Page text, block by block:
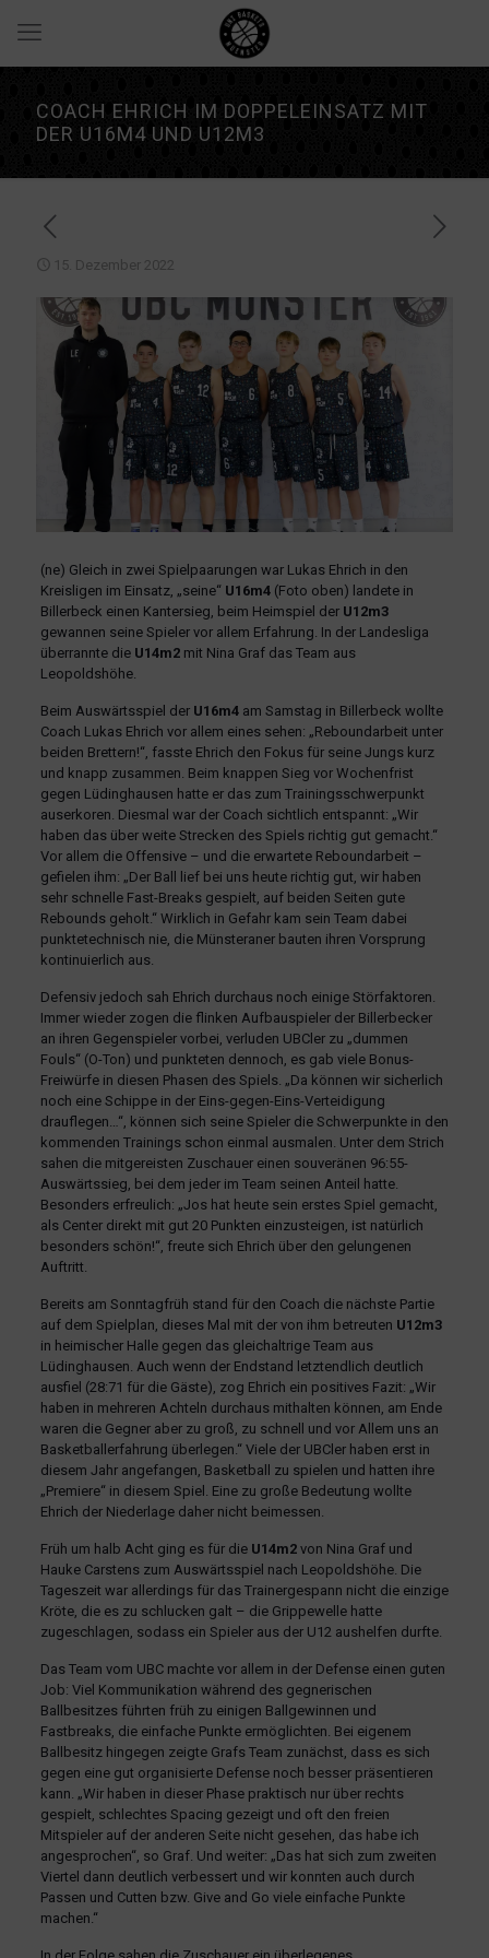
COACH EHRICH IM DOPPELEINSATZ MIT
DER U16M4 UND U12M3
15. Dezember 2022
(ne) Gleich in zwei Spielpaarungen war Lukas Ehrich in den
Kreisligen im Einsatz, „seine“ U16m4(Foto oben) landete in
Billerbeck einen Kantersieg, beim Heimspiel der U12m3
gewannen seine Spieler vor allem Erfahrung. In der Landesliga
überrannte die U14m2mit Nina Graf das Team aus
Leopoldshöhe.
Beim Auswärtsspiel der U16m4am Samstag in Billerbeck wollte
Coach Lukas Ehrich vor allem eines sehen: „Reboundarbeit unter
beiden Brettern!“, fasste Ehrich den Fokus für seine Jungs kurz
und knapp zusammen. Beim knappen Sieg vor Wochenfrist
gegen Lüdinghausen hatte er das zum Trainingsschwerpunkt
auserkoren. Diesmal war der Coach sichtlich entspannt: „Wir
haben das über weite Strecken des Spiels richtig gut gemacht.“
Vor allem die Offensive – und die erwartete Reboundarbeit –
gefielen ihm: „Der Ball lief bei uns heute richtig gut, wir haben
sehr schnelle Fast-Breaks gespielt, auf beiden Seiten gute
Rebounds geholt.“ Wirklich in Gefahr kam sein Team dabei
punktetechnisch nie, die Münsteraner bauten ihren Vorsprung
kontinuierlich aus.
Defensiv jedoch sah Ehrich durchaus noch einige Störfaktoren.
Immer wieder zogen die flinken Aufbauspieler der Billerbecker
an ihren Gegenspieler vorbei, verluden UBCler zu „dummen
Fouls“ (O-Ton) und punkteten dennoch, es gab viele Bonus-
Freiwürfe in diesen Phasen des Spiels. „Da können wir sicherlich
noch eine Schippe in der Eins-gegen-Eins-Verteidigung
drauflegen…“, können sich seine Spieler die Schwerpunkte in den
kommenden Trainings schon einmal ausmalen. Unter dem Strich
sahen die mitgereisten Zuschauer einen souveränen 96:55-
Auswärtssieg, bei dem jeder im Team seinen Anteil hatte.
Besonders erfreulich: „Jos hat heute sein erstes Spiel gemacht,
als Center direkt mit gut 20 Punkten einzusteigen, ist natürlich
besonders schön!“, freute sich Ehrich über den gelungenen
Auftritt.
Bereits am Sonntagfrüh stand für den Coach die nächste Partie
auf dem Spielplan, dieses Mal mit der von ihm betreuten U12m3
in heimischer Halle gegen das gleichaltrige Team aus
Lüdinghausen. Auch wenn der Endstand letztendlich deutlich
ausfiel (28:71 für die Gäste), zog Ehrich ein positives Fazit: „Wir
haben in mehreren Achteln durchaus mithalten können, am Ende
waren die Gegner aber zu groß, zu schnell und vor Allem uns an
Basketballerfahrung überlegen.“ Viele der UBCler haben erst in
diesem Jahr angefangen, Basketball zu spielen und hatten ihre
„Premiere“ in diesem Spiel. Eine zu große Bedeutung wollte
Ehrich der Niederlage daher nicht beimessen.
Früh um halb Acht ging es für die U14m2von Nina Graf und
Hauke Carstens zum Auswärtsspiel nach Leopoldshöhe. Die
Tageszeit war allerdings für das Trainergespann nicht die einzige
Kröte, die es zu schlucken galt – die Grippewelle hatte
zugeschlagen, sodass ein Spieler aus der U12 aushelfen durfte.
Das Team vom UBC machte vor allem in der Defense einen guten
Job: Viel Kommunikation während des gegnerischen
Ballbesitzes führten früh zu einigen Ballgewinnen und
Fastbreaks, die einfache Punkte ermöglichten. Bei eigenem
Ballbesitz hingegen zeigte Grafs Team zunächst, dass es sich
gegen eine gut organisierte Defense noch besser präsentieren
kann. „Wir haben in dieser Phase praktisch nur über rechts
gespielt, schlechtes Spacing gezeigt und oft den freien
Mitspieler auf der anderen Seite nicht gesehen, das habe ich
angesprochen“, so Graf. Und weiter: „Das hat sich zum zweiten
Viertel dann deutlich verbessert und wir konnten auch durch
Passen und Cutten bzw. Give and Go viele einfache Punkte
machen.“